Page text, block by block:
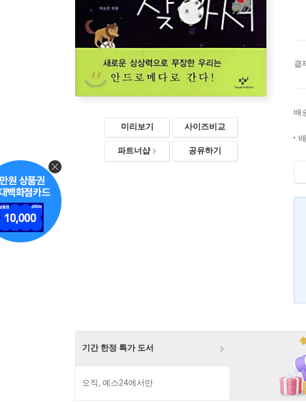
미리보기 사이즈비교
파트너샵 공유하기
결
배
기간 한정 특가 도서
오직, 예스24에서만